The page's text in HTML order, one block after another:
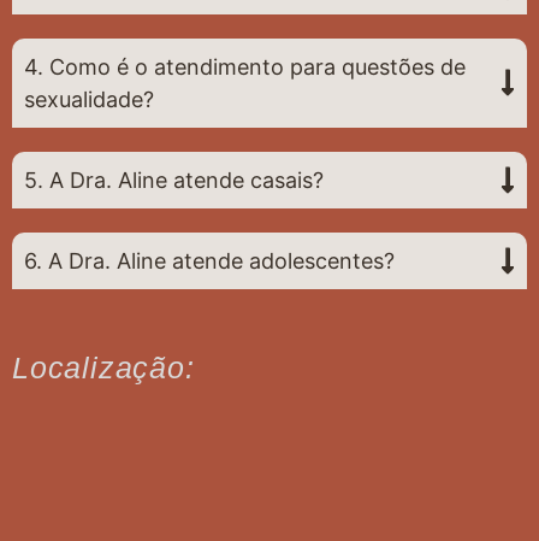
4. Como é o atendimento para questões de
sexualidade?
5. A Dra. Aline atende casais?
6. A Dra. Aline atende adolescentes?
Localização: